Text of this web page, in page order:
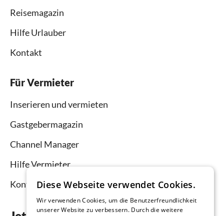
Reisemagazin
Hilfe Urlauber
Kontakt
Für Vermieter
Inserieren und vermieten
Gastgebermagazin
Channel Manager
Hilfe Vermieter
KontaktDiese Webseite verwendet Cookies.
Wir verwenden Cookies, um die Benutzerfreundlichkeit
unserer Website zu verbessern. Durch die weitere